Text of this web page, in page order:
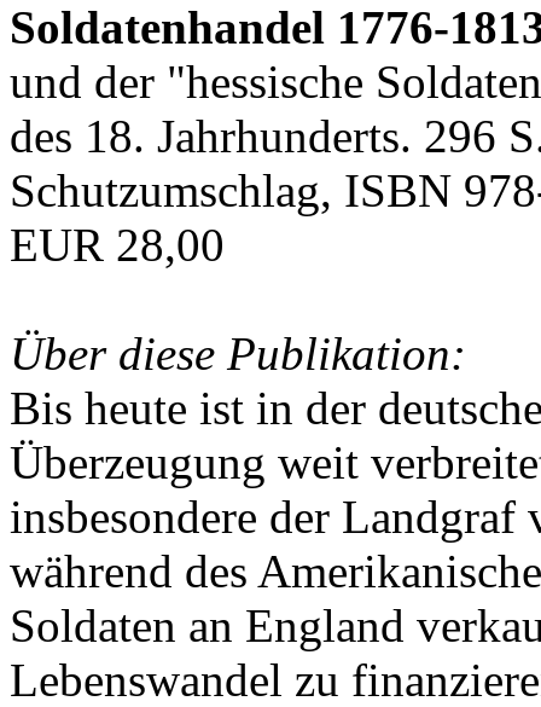
Soldatenhandel 1776-
und der "hessische
des 18. Jahrhunderts. 296
Schutzumschlag, ISBN
EUR 28,00
Über diese Publikation:
Bis heute ist in der
Überzeugung weit
insbesondere der Landgraf
während des
Soldaten an England
Lebenswandel zu